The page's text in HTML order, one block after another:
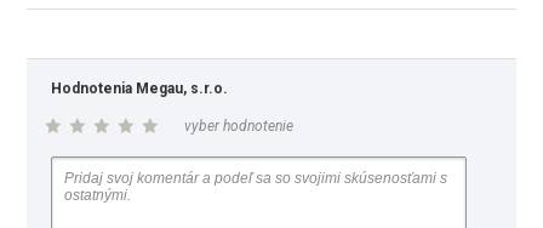
Hodnotenia Megau, s.r.o.
vyber hodnotenie